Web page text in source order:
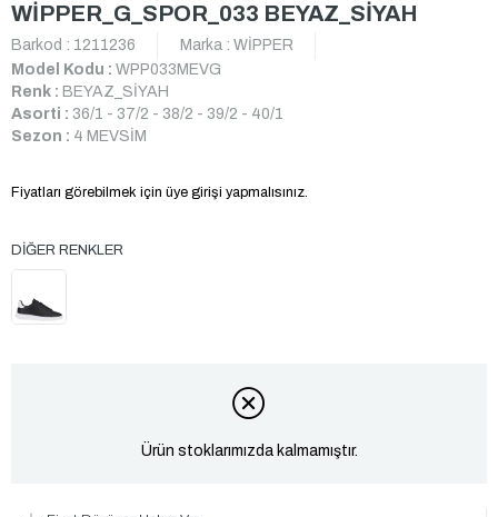
WİPPER_G_SPOR_033 BEYAZ_SİYAH
Barkod : 1211236 Marka : WİPPER
Model Kodu : WPP033MEVG
Renk : BEYAZ_SİYAH
Asorti : 36/1 - 37/2 - 38/2 - 39/2 - 40/1
Sezon : 4 MEVSİM
Fiyatları görebilmek için üye girişi yapmalısınız.
Ürün stoklarımızda kalmamıştır.